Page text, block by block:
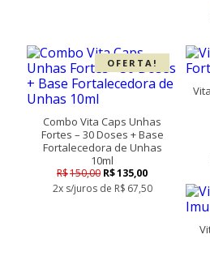
OFERTA!
Combo Vita Caps Unhas
Fortes – 30 Doses + Base
Fortalecedora de Unhas
10ml
R$150,00 O
preço
original
R$135,00O
preço
atual
2x s/juros de R$ 67,50